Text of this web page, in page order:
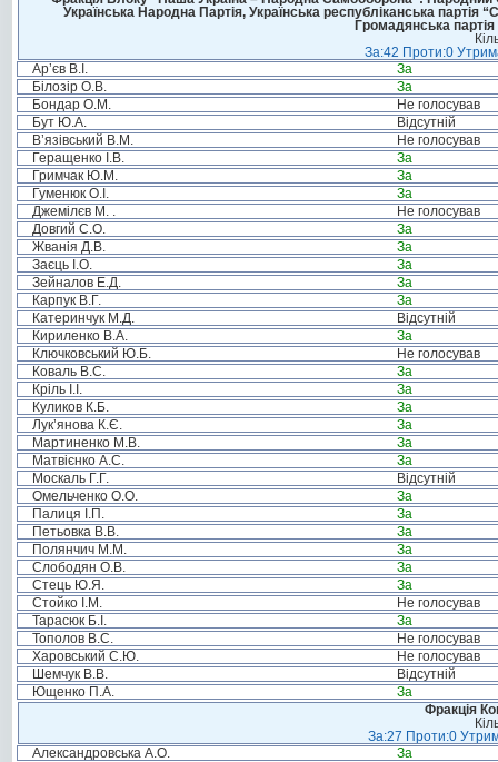
Українська Народна Партія, Українська республіканська
Громадянська
За:42 Проти:0
Ар’єв В.І.
За
Білозір О.В.
За
Бондар О.М.
Не голосував
Бут Ю.А.
Відсутній
В’язівський В.М.
Не голосував
Геращенко І.В.
За
Гримчак Ю.М.
За
Гуменюк О.І.
За
Джемілєв М. .
Не голосував
Довгий С.О.
За
Жванія Д.В.
За
Заєць І.О.
За
Зейналов Е.Д.
За
Карпук В.Г.
За
Катеринчук М.Д.
Відсутній
Кириленко В.А.
За
Ключковський Ю.Б.
Не голосував
Коваль В.С.
За
Кріль І.І.
За
Куликов К.Б.
За
Лук’янова К.Є.
За
Мартиненко М.В.
За
Матвієнко А.С.
За
Москаль Г.Г.
Відсутній
Омельченко О.О.
За
Палиця І.П.
За
Петьовка В.В.
За
Полянчич М.М.
За
Слободян О.В.
За
Стець Ю.Я.
За
Стойко І.М.
Не голосував
Тарасюк Б.І.
За
Тополов В.С.
Не голосував
Харовський С.Ю.
Не голосував
Шемчук В.В.
Відсутній
Ющенко П.А.
За
Фракція
За:27 Проти:0
Александровська А.О.
За